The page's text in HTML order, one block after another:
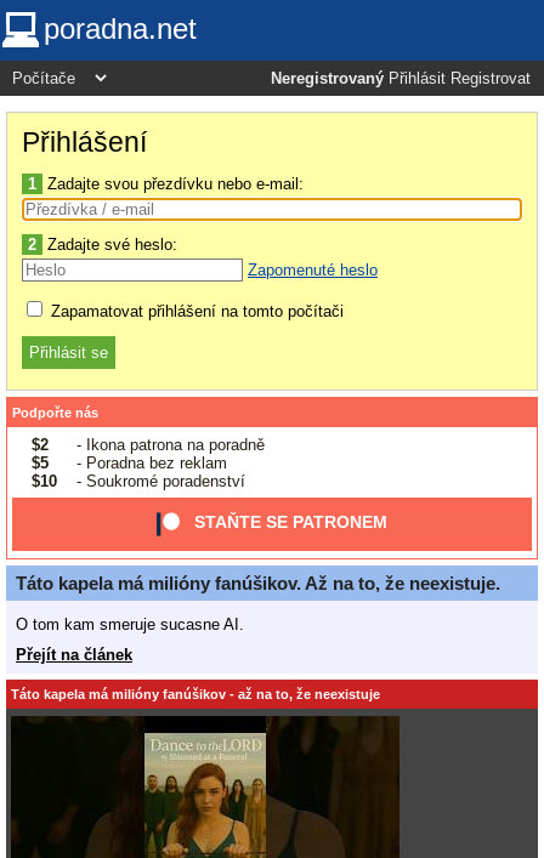
poradna.net
Neregistrovaný Přihlásit Registrovat
Přihlášení
1 Zadajte svou přezdívku nebo e-mail:
2 Zadajte své heslo:
Zapomenuté heslo
Zapamatovat přihlášení na tomto počítači
Podpořte nás
$2
- Ikona patrona na poradně
$5
- Poradna bez reklam
$10
- Soukromé poradenství
STAŇTE SE PATRONEM
Táto kapela má milióny fanúšikov. Až na to, že neexistuje.
O tom kam smeruje sucasne AI.
Přejít na článek
Táto kapela má milióny fanúšikov - až na to, že neexistuje